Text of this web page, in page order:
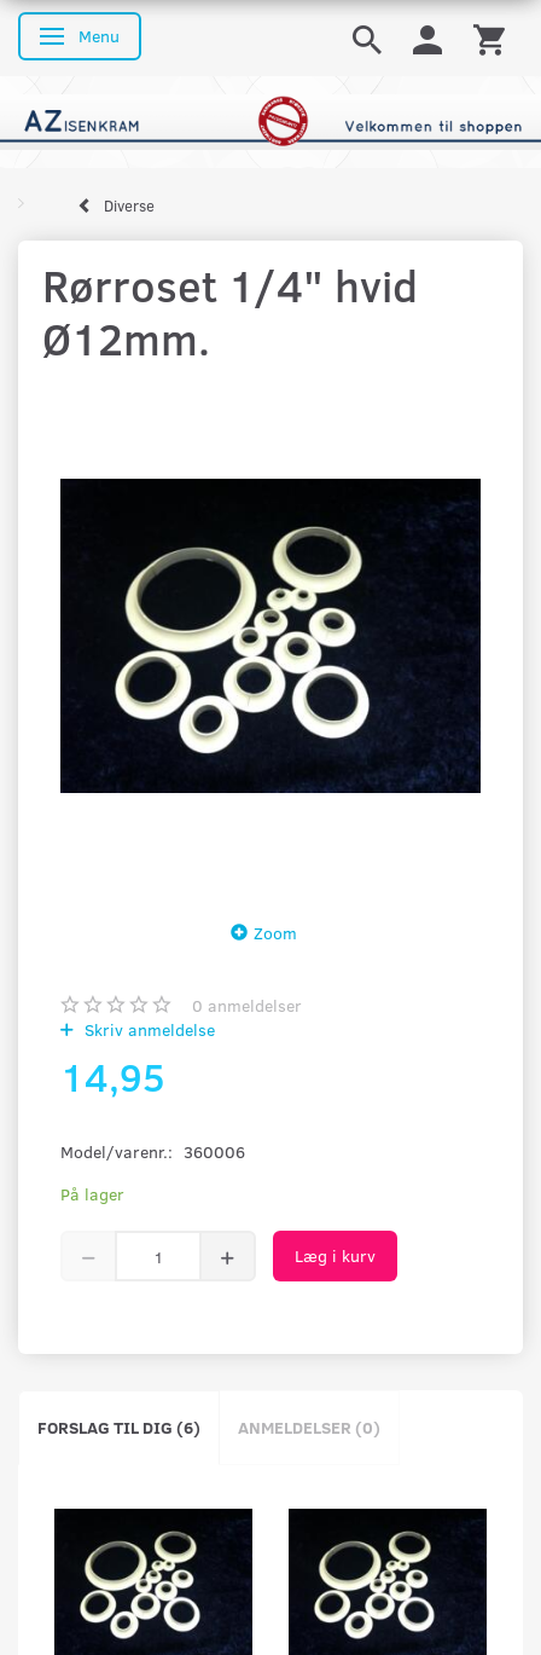
Skifte navigation
Menu
Diverse
Rørroset 1/4" hvid
Ø12mm.
Zoom
0 anmeldelser
Skriv anmeldelse
14,95
Model/varenr.: 360006
På lager
Læg i kurv
FORSLAG TIL DIG (6) ANMELDELSER (0)